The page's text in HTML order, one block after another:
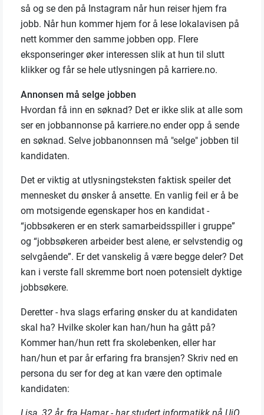
så og se den på Instagram når hun reiser hjem fra
jobb. Når hun kommer hjem for å lese lokalavisen på
nett kommer den samme jobben opp. Flere
eksponseringer øker interessen slik at hun til slutt
klikker og får se hele utlysningen på karriere.no.
Annonsen må selge jobben
Hvordan få inn en søknad? Det er ikke slik at alle som
ser en jobbannonse på karriere.no ender opp å sende
en søknad. Selve jobbanonnsen må "selge" jobben til
kandidaten.
Det er viktig at utlysningsteksten faktisk speiler det
mennesket du ønsker å ansette. En vanlig feil er å be
om motsigende egenskaper hos en kandidat -
“jobbsøkeren er en sterk samarbeidsspiller i gruppe”
og “jobbsøkeren arbeider best alene, er selvstendig og
selvgående”. Er det vanskelig å være begge deler? Det
kan i verste fall skremme bort noen potensielt dyktige
jobbsøkere.
Deretter - hva slags erfaring ønsker du at kandidaten
skal ha? Hvilke skoler kan han/hun ha gått på?
Kommer han/hun rett fra skolebenken, eller har
han/hun et par år erfaring fra bransjen? Skriv ned en
persona du ser for deg at kan være den optimale
kandidaten: